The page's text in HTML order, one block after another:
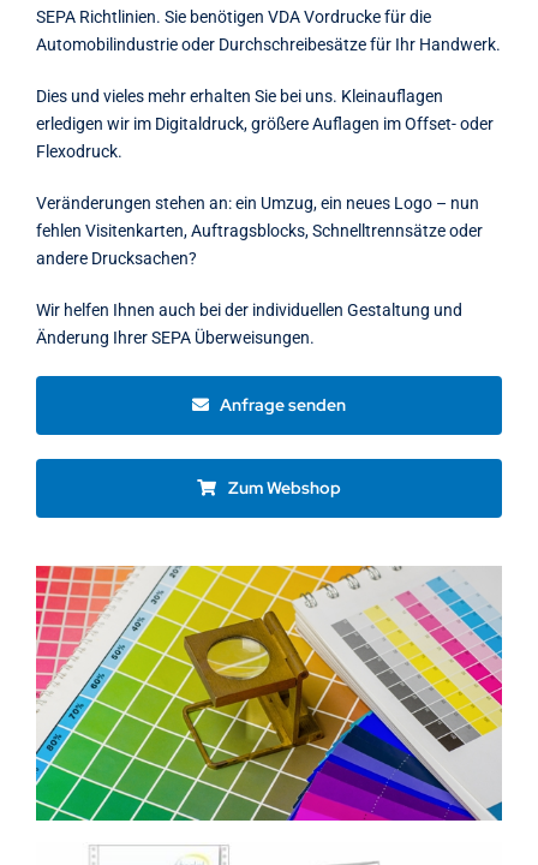
SEPA Richtlinien. Sie benötigen VDA Vordrucke für die
Automobilindustrie oder Durchschreibesätze für Ihr Handwerk.
Dies und vieles mehr erhalten Sie bei uns. Kleinauflagen
erledigen wir im Digitaldruck, größere Auflagen im Offset- oder
Flexodruck.
Veränderungen stehen an: ein Umzug, ein neues Logo – nun
fehlen Visitenkarten, Auftragsblocks, Schnelltrennsätze oder
andere Drucksachen?
Wir helfen Ihnen auch bei der individuellen Gestaltung und
Änderung Ihrer SEPA Überweisungen.
Anfrage senden
Zum Webshop